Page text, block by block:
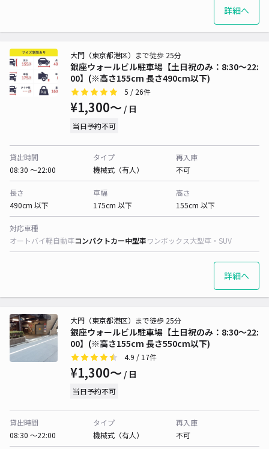
詳細へ
銀座ウォールビル駐車場【土日祝のみ：8:30～22:
00】(※高さ155cm 長さ490cm以下)
大門（東京都港区）まで徒歩 25分
5 / 26件
¥1,300〜 / 日
当日予約不可
貸出時間
08:30 〜22:00
タイプ
機械式（有人）
再入庫
不可
長さ
490cm 以下
車幅
175cm 以下
高さ
155cm 以下
対応車種
オートバイ軽自動車コンパクトカー中型車ワンボックス大型車・SUV
詳細へ
銀座ウォールビル駐車場【土日祝のみ：8:30～22:
00】(※高さ155cm 長さ550cm以下)
大門（東京都港区）まで徒歩 25分
4.9 / 17件
¥1,300〜 / 日
当日予約不可
貸出時間
08:30 〜22:00
タイプ
機械式（有人）
再入庫
不可